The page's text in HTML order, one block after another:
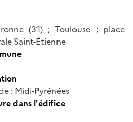
(31) ; Toulouse ; place
Saint-Étienne
: Midi-Pyrénées
dans l'édifice